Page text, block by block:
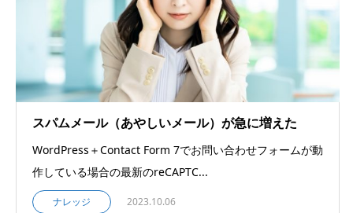
スパムメール（あやしいメール）が急に増えた
WordPress＋Contact Form 7でお問い合わせフォームが動
作している場合の最新のreCAPTC...
ナレッジ 2023.10.06